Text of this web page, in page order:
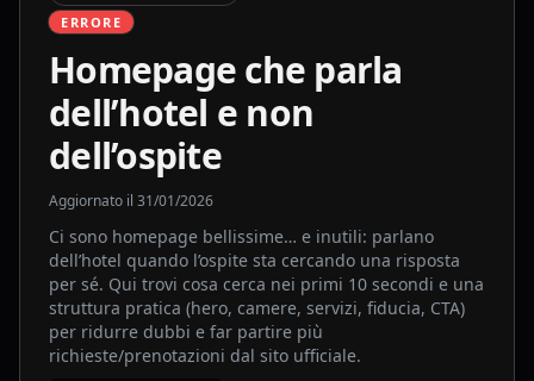
ERRORE
Homepage che parla
dell’hotel e non
dell’ospite
Aggiornato il 31/01/2026
Ci sono homepage bellissime… e inutili: parlano
dell’hotel quando l’ospite sta cercando una risposta
per sé. Qui trovi cosa cerca nei primi 10 secondi e una
struttura pratica (hero, camere, servizi, fiducia, CTA)
per ridurre dubbi e far partire più
richieste/prenotazioni dal sito ufficiale.